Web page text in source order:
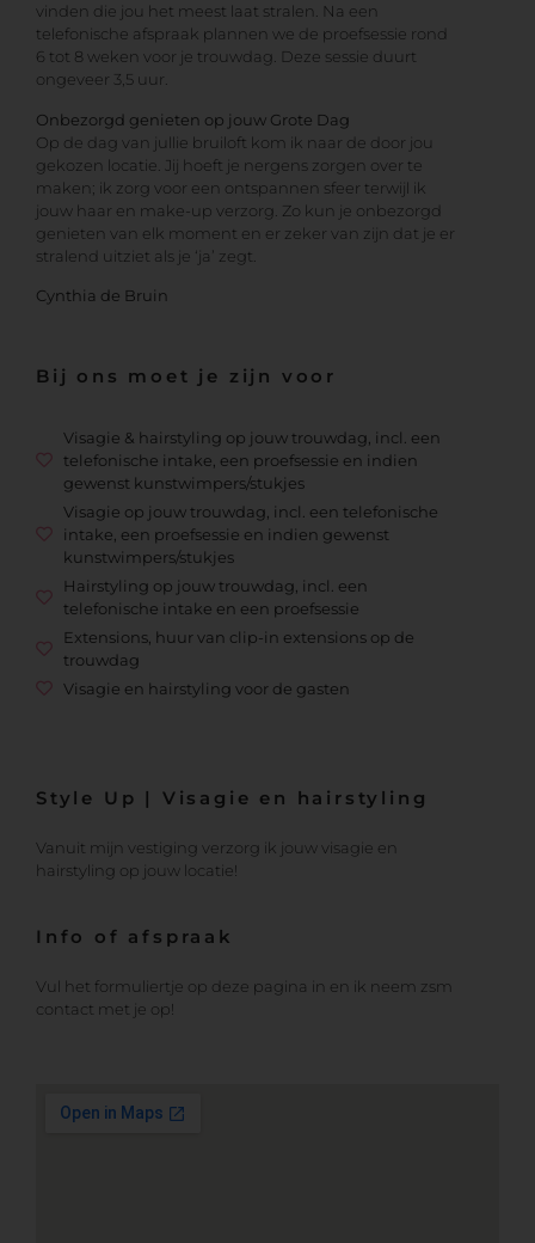
vinden die jou het meest laat stralen. Na een
telefonische afspraak plannen we de proefsessie rond
6 tot 8 weken voor je trouwdag. Deze sessie duurt
ongeveer 3,5 uur.
Onbezorgd genieten op jouw Grote Dag
Op de dag van jullie bruiloft kom ik naar de door jou
gekozen locatie. Jij hoeft je nergens zorgen over te
maken; ik zorg voor een ontspannen sfeer terwijl ik
jouw haar en make-up verzorg. Zo kun je onbezorgd
genieten van elk moment en er zeker van zijn dat je er
stralend uitziet als je ‘ja’ zegt.
Cynthia de Bruin
Bij ons moet je zijn voor
Visagie & hairstyling op jouw trouwdag, incl. een
telefonische intake, een proefsessie en indien
gewenst kunstwimpers/stukjes
Visagie op jouw trouwdag, incl. een telefonische
intake, een proefsessie en indien gewenst
kunstwimpers/stukjes
Hairstyling op jouw trouwdag, incl. een
telefonische intake en een proefsessie
Extensions, huur van clip-in extensions op de
trouwdag
Visagie en hairstyling voor de gasten
Style Up | Visagie en hairstyling
Vanuit mijn vestiging verzorg ik jouw visagie en
hairstyling op jouw locatie!
Info of afspraak
Vul het formuliertje op deze pagina in en ik neem zsm
contact met je op!